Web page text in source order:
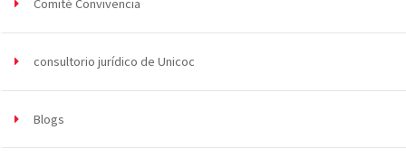
Comité Convivencia
consultorio jurídico de Unicoc
Blogs